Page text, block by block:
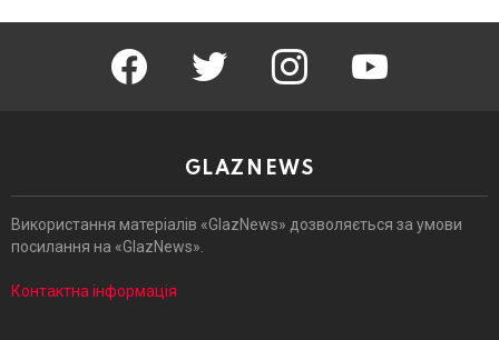
facebook twitter instagram
GLAZNEWS
Використання матеріалів «GlazNews» дозволяється за умови
посилання на «GlazNews».
Контактна інформація